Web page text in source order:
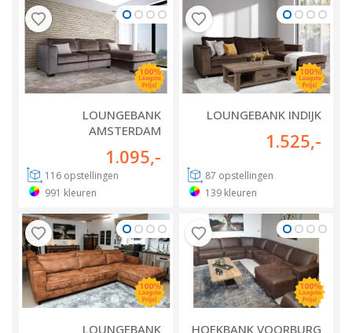
LOUNGEBANK
AMSTERDAM
1.095,-
116 opstellingen
991 kleuren
LOUNGEBANK INDIJK
1.525,-
87 opstellingen
139 kleuren
LOUNGEBANK
HOEKBANK VOORBURG